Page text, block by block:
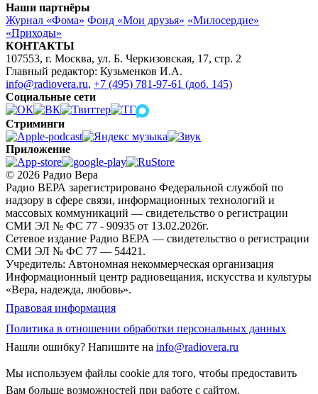
Наши партнёры
Журнал «Фома» Фонд «Мои друзья» «Милосердие»
«Приходы»
КОНТАКТЫ
107553, г. Москва, ул. Б. Черкизовская, 17, стр. 2
Главный редактор: Кузьменков И.А.
info@radiovera.ru, +7 (495) 781-97-61 (доб. 145)
Социальные сети
Стриминги
Приложение
© 2026 Радио Вера
Радио ВЕРА зарегистрировано Федеральной службой по
надзору в сфере связи, информационных технологий и
массовых коммуникаций — свидетельство о регистрации
СМИ ЭЛ № ФС 77 - 90935 от 13.02.2026г.
Сетевое издание Радио ВЕРА — свидетельство о регистрации
СМИ ЭЛ № ФС 77 — 54421.
Учредитель: Автономная некоммерческая организация
Информационный центр радиовещания, искусства и культуры
«Вера, надежда, любовь».
Правовая информация
Политика в отношении обработки персональных данных
Нашли ошибку? Напишите на info@radiovera.ru
Мы используем файлы cookie для того, чтобы предоставить
Вам больше возможностей при работе с сайтом.